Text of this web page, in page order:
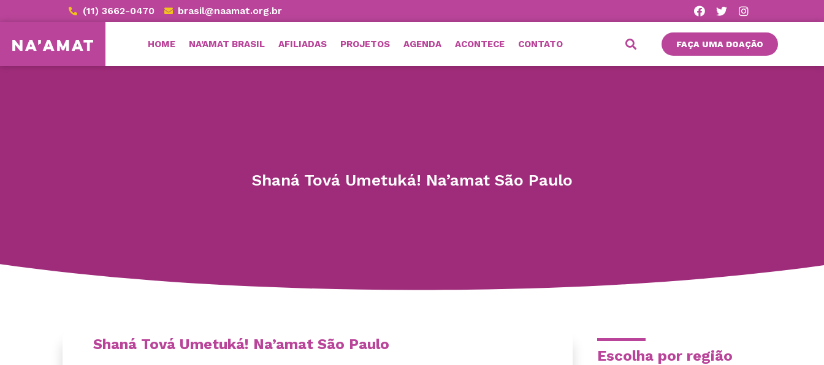
(11) 3662-0470 brasil@naamat.org.br
HOME NA’AMAT BRASIL AFILIADAS PROJETOS AGENDA ACONTECE CONTATO FAÇA UMA DOAÇÃO
Shaná Tová Umetuká! Na’amat São Paulo
Shaná Tová Umetuká! Na’amat São Paulo
Escolha por região